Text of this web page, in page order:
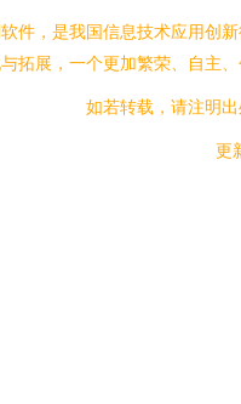
件，是我国信息技术应用
拓展，一个更加繁荣、自主
如若转载，请注明
更